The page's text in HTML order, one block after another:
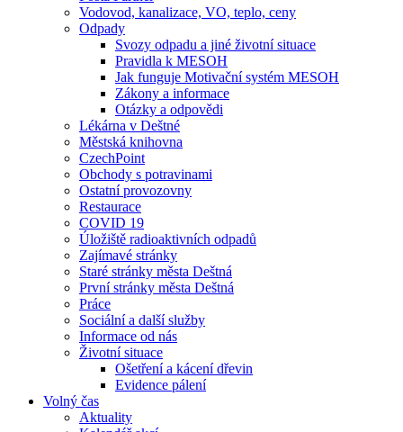
Vodovod, kanalizace, VO, teplo, ceny
Odpady
Svozy odpadu a jiné životní situace
Pravidla k MESOH
Jak funguje Motivační systém MESOH
Zákony a informace
Otázky a odpovědi
Lékárna v Deštné
Městská knihovna
CzechPoint
Obchody s potravinami
Ostatní provozovny
Restaurace
COVID 19
Úložiště radioaktivních odpadů
Zajímavé stránky
Staré stránky města Deštná
První stránky města Deštná
Práce
Sociální a další služby
Informace od nás
Životní situace
Ošetření a kácení dřevin
Evidence pálení
Volný čas
Aktuality